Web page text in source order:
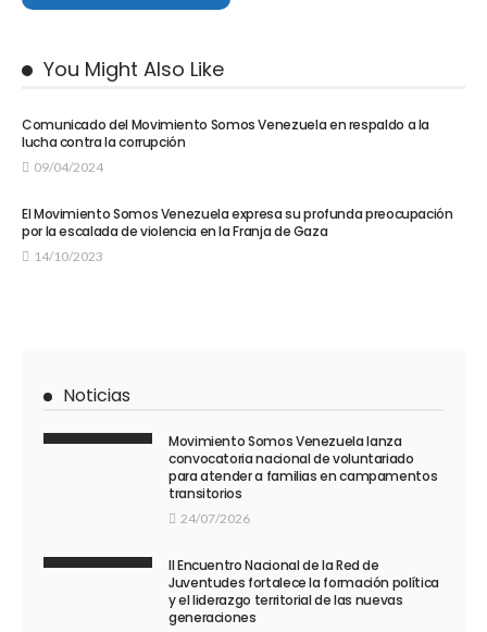
You Might Also Like
Comunicado del Movimiento Somos Venezuela en respaldo a la
lucha contra la corrupción
09/04/2024
El Movimiento Somos Venezuela expresa su profunda preocupación
por la escalada de violencia en la Franja de Gaza
14/10/2023
Noticias
Movimiento Somos Venezuela lanza
convocatoria nacional de voluntariado
para atender a familias en campamentos
transitorios
24/07/2026
II Encuentro Nacional de la Red de
Juventudes fortalece la formación política
y el liderazgo territorial de las nuevas
generaciones